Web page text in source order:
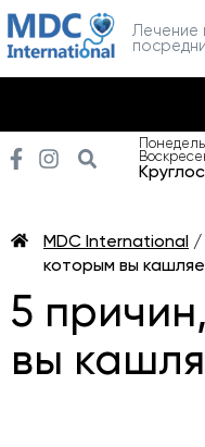
Лечение
MDC International /
которым вы
5
вы